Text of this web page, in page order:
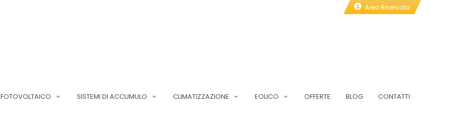
Area Riservata
FOTOVOLTAICO SISTEMI DI ACCUMULO CLIMATIZZAZIONE EOLICO OFFERTE BLOG CONTATTI